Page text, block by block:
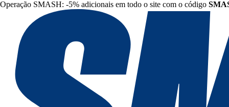
Operação SMASH: -5% adicionais em todo o site com o código